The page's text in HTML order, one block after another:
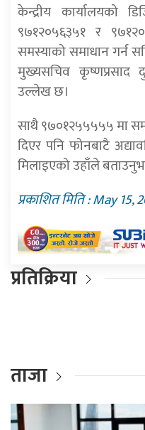
केन्द्रीय कार्यालयको
९७१२०५६३५१ र
समस्याको समाधान गर्न
मुख्यसचिव कृष्णप्रसाद
उल्लेख छ।
साथै ९७०१२५५५५५ मा
दिएर पनि फोनबाटै
मिलाइएको उहाँले
प्रकाशित मिति : May 15,
प्रतिक्रिया
ताजा